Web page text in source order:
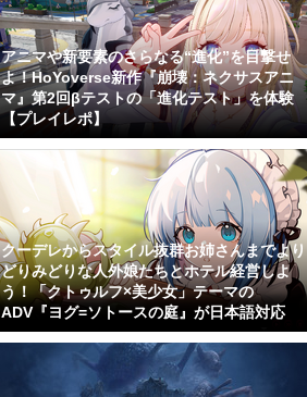
アニマや新要素のさらなる“進化”を目撃せ
よ！HoYoverse新作『崩壊：ネクサスアニ
マ』第2回βテストの「進化テスト」を体験
【プレイレポ】
クーデレからスタイル抜群お姉さんまでより
どりみどりな人外娘たちとホテル経営しよ
う！「クトゥルフ×美少女」テーマの
ADV『ヨグ=ソトースの庭』が日本語対応